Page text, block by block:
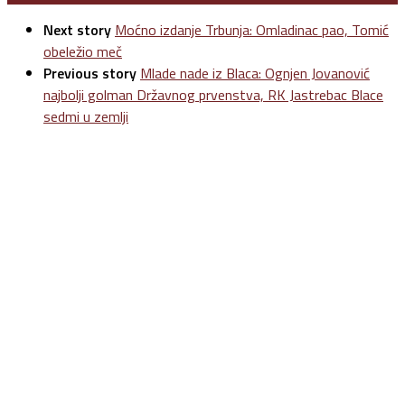
Next story Moćno izdanje Trbunja: Omladinac pao, Tomić
obeležio meč
Previous story Mlade nade iz Blaca: Ognjen Jovanović
najbolji golman Državnog prvenstva, RK Jastrebac Blace
sedmi u zemlji